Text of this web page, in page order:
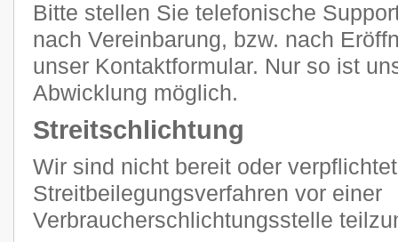
Bitte stellen Sie telefonische
nach Vereinbarung, bzw. nach
unser Kontaktformular. Nur so ist
Abwicklung möglich.
Streitschlichtung
Wir sind nicht bereit oder
Streitbeilegungsverfahren vor einer
Verbraucherschlichtungsstelle